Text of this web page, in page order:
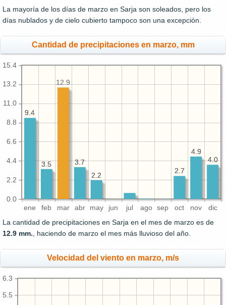
La mayoría de los días de marzo en Sarja son soleados, pero los
días nublados y de cielo cubierto tampoco son una excepción.
Cantidad de precipitaciones en marzo, mm
ene feb mar abr may jun jul ago sep oct nov dic
0.0
2.2
4.4
6.6
8.8
11.0
13.2
15.4
4.0
4.9
2.7
2.2
3.7
3.5
9.4
4.0
4.9
2.7
2.2
3.7
12.9
3.5
9.4
La cantidad de precipitaciones en Sarja en el mes de marzo es de
12.9 mm. , haciendo de marzo el mes más lluvioso del año.
Velocidad del viento en marzo, m/s
5.5
6.3